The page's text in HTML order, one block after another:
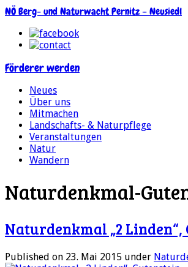
NÖ Berg- und Naturwacht Pernitz – Neusiedl
Förderer werden
Neues
Über uns
Mitmachen
Landschafts- & Naturpflege
Veranstaltungen
Natur
Wandern
Naturdenkmal-
Naturdenkmal „2 Linden“,
Published on 23. Mai 2015 under